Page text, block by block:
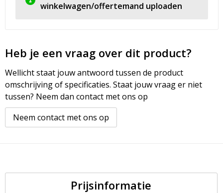
winkelwagen/offertemand uploaden
Heb je een vraag over dit product?
Wellicht staat jouw antwoord tussen de product
omschrijving of specificaties. Staat jouw vraag er niet
tussen? Neem dan contact met ons op
Neem contact met ons op
Prijsinformatie